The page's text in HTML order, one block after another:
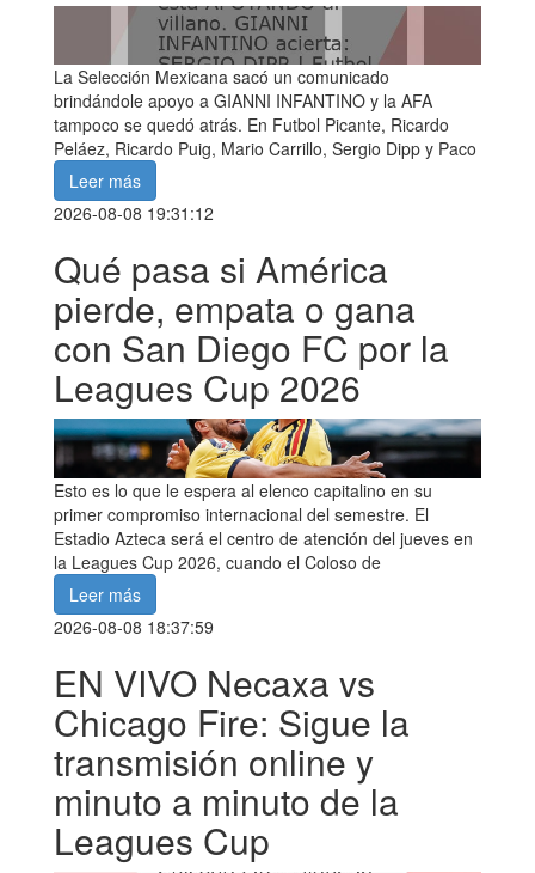
La Selección Mexicana sacó un comunicado
brindándole apoyo a GIANNI INFANTINO y la AFA
tampoco se quedó atrás. En Futbol Picante, Ricardo
Peláez, Ricardo Puig, Mario Carrillo, Sergio Dipp y Paco
Leer más
2026-08-08 19:31:12
Qué pasa si América
pierde, empata o gana
con San Diego FC por la
Leagues Cup 2026
Esto es lo que le espera al elenco capitalino en su
primer compromiso internacional del semestre. El
Estadio Azteca será el centro de atención del jueves en
la Leagues Cup 2026, cuando el Coloso de
Leer más
2026-08-08 18:37:59
EN VIVO Necaxa vs
Chicago Fire: Sigue la
transmisión online y
minuto a minuto de la
Leagues Cup